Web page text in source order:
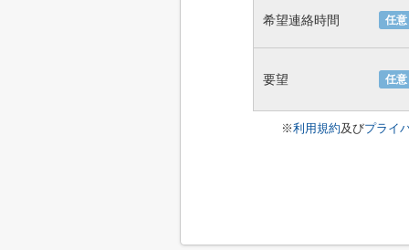
希望連絡時間 任意
要望 任意
※利用規約及びプライ